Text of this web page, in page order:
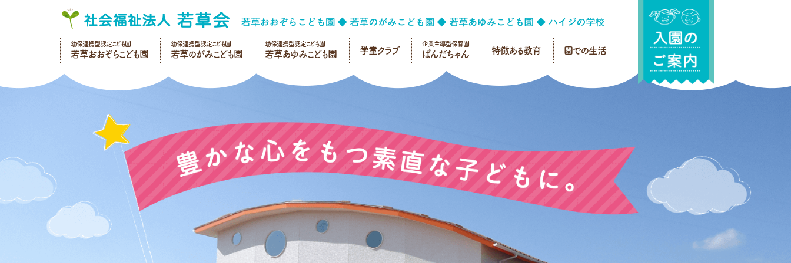
幼保連携型認定こども園
若草おおぞらこども園
幼保連携型認定こども園
若草のがみこども園
幼保連携型認定こども園
若草あゆみこども園 学童クラブ
企業主導型保育園
ぱんだちゃん 特徴ある教育 園での生活